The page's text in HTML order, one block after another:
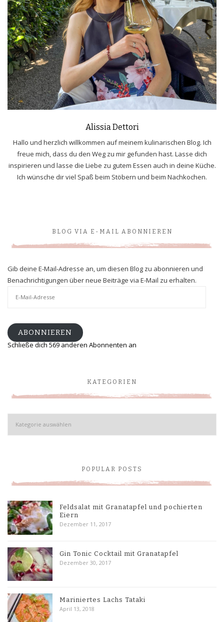
Alissia Dettori
Hallo und herzlich willkommen auf meinem kulinarischen Blog. Ich
freue mich, dass du den Weg zu mir gefunden hast. Lasse dich
inspirieren und lasse die Liebe zu gutem Essen auch in deine Küche.
Ich wünsche dir viel Spaß beim Stöbern und beim Nachkochen.
BLOG VIA E-MAIL ABONNIEREN
Gib deine E-Mail-Adresse an, um diesen Blog zu abonnieren und
Benachrichtigungen über neue Beiträge via E-Mail zu erhalten.
ABONNIEREN
Schließe dich 569 anderen Abonnenten an
KATEGORIEN
Kategorien
POPULAR POSTS
Feldsalat mit Granatapfel und pochierten
Eiern
Dezember 11, 2017
Gin Tonic Cocktail mit Granatapfel
Dezember 30, 2017
Mariniertes Lachs Tataki
April 13, 2018